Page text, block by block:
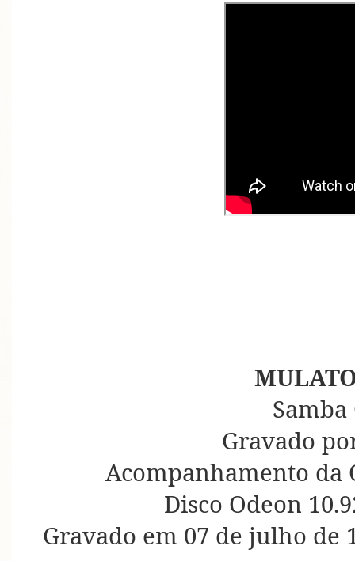
Samba
Gravado
Acompanhamento da
Disco Odeon
Gravado em 07 de julho de